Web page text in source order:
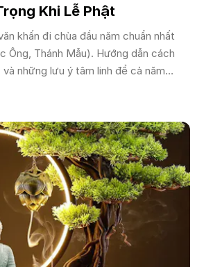
Khi Lễ Phật
khấn đi chùa đầu năm chuẩn nhất
Ông, Thánh Mẫu). Hướng dẫn cách
những lưu ý tâm linh để cả năm